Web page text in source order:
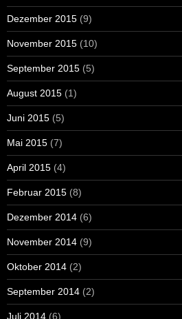
Dezember 2015 (9)
November 2015 (10)
September 2015 (5)
August 2015 (1)
Juni 2015 (5)
Mai 2015 (7)
April 2015 (4)
Februar 2015 (8)
Dezember 2014 (6)
November 2014 (9)
Oktober 2014 (2)
September 2014 (2)
Juli 2014 (6)